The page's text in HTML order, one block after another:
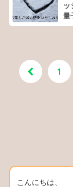
ッ
量
1
こんにちは、